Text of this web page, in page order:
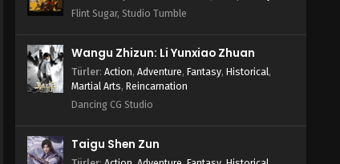
Flint Sugar, Studio Tumble
Wangu Zhizun: Li Yunxiao Zhuan
Türler: Action, Adventure, Fantasy, Historical,
Martial Arts, Reincarnation
Dancing CG Studio
Taigu Shen Zun